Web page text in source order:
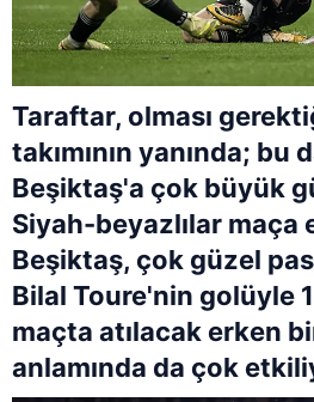
Taraftar, olması
takımının yanında; bu
Beşiktaş'a çok büyük
Siyah-beyazlılar maça
Beşiktaş, çok güzel
Bilal Toure'nin golüyle
maçta atılacak erken
anlamında da çok